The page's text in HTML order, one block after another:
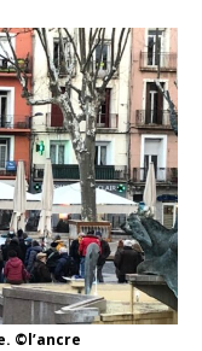
©l’ancre